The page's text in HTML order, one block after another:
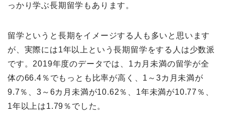
っかり学ぶ長期留学もあります。
留学というと長期をイメージする人も多いと思います
が、実際には1年以上という長期留学をする人は少数派
です。2019年度のデータでは、1カ月未満の留学が全
体の66.4％でもっとも比率が高く、1～3カ月未満が
9.7％、3～6カ月未満が10.62％、1年未満が10.77％、
1年以上は1.79％でした。